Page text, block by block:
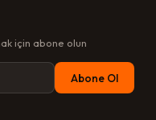
için abone olun
Abone Ol